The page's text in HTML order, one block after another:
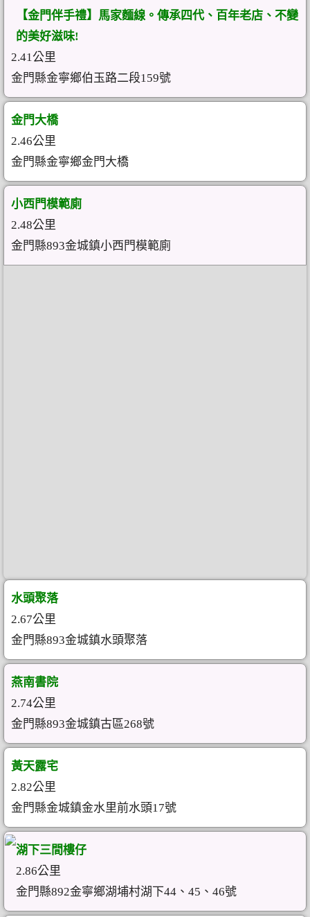
【金門伴手禮】馬家麵線。傳承四代、百年老店、不變
的美好滋味!
2.41公里
金門縣金寧鄉伯玉路二段159號
金門大橋
2.46公里
金門縣金寧鄉金門大橋
小西門模範廁
2.48公里
金門縣893金城鎮小西門模範廁
水頭聚落
2.67公里
金門縣893金城鎮水頭聚落
燕南書院
2.74公里
金門縣893金城鎮古區268號
黃天露宅
2.82公里
金門縣金城鎮金水里前水頭17號
湖下三間樓仔
2.86公里
金門縣892金寧鄉湖埔村湖下44、45、46號